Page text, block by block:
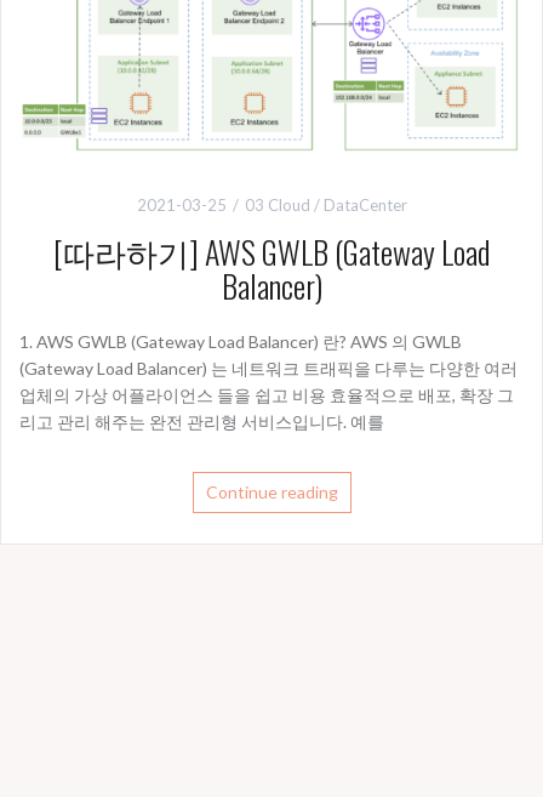
2021-03-25 03 Cloud / DataCenter
[따라하기] AWS GWLB (Gateway Load
Balancer)
1. AWS GWLB (Gateway Load Balancer) 란? AWS 의 GWLB
(Gateway Load Balancer) 는 네트워크 트래픽을 다루는 다양한 여러
업체의 가상 어플라이언스 들을 쉽고 비용 효율적으로 배포, 확장 그
리고 관리 해주는 완전 관리형 서비스입니다. 예를
Continue reading